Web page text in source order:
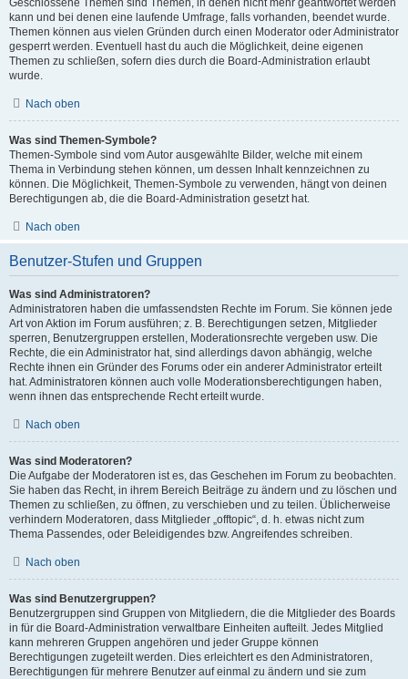
Geschlossene Themen sind Themen, in denen nicht mehr geantwortet werden
kann und bei denen eine laufende Umfrage, falls vorhanden, beendet wurde.
Themen können aus vielen Gründen durch einen Moderator oder Administrator
gesperrt werden. Eventuell hast du auch die Möglichkeit, deine eigenen
Themen zu schließen, sofern dies durch die Board-Administration erlaubt
wurde.
Nach oben
Was sind Themen-Symbole?
Themen-Symbole sind vom Autor ausgewählte Bilder, welche mit einem
Thema in Verbindung stehen können, um dessen Inhalt kennzeichnen zu
können. Die Möglichkeit, Themen-Symbole zu verwenden, hängt von deinen
Berechtigungen ab, die die Board-Administration gesetzt hat.
Nach oben
Benutzer-Stufen und Gruppen
Was sind Administratoren?
Administratoren haben die umfassendsten Rechte im Forum. Sie können jede
Art von Aktion im Forum ausführen; z. B. Berechtigungen setzen, Mitglieder
sperren, Benutzergruppen erstellen, Moderationsrechte vergeben usw. Die
Rechte, die ein Administrator hat, sind allerdings davon abhängig, welche
Rechte ihnen ein Gründer des Forums oder ein anderer Administrator erteilt
hat. Administratoren können auch volle Moderationsberechtigungen haben,
wenn ihnen das entsprechende Recht erteilt wurde.
Nach oben
Was sind Moderatoren?
Die Aufgabe der Moderatoren ist es, das Geschehen im Forum zu beobachten.
Sie haben das Recht, in ihrem Bereich Beiträge zu ändern und zu löschen und
Themen zu schließen, zu öffnen, zu verschieben und zu teilen. Üblicherweise
verhindern Moderatoren, dass Mitglieder „offtopic“, d. h. etwas nicht zum
Thema Passendes, oder Beleidigendes bzw. Angreifendes schreiben.
Nach oben
Was sind Benutzergruppen?
Benutzergruppen sind Gruppen von Mitgliedern, die die Mitglieder des Boards
in für die Board-Administration verwaltbare Einheiten aufteilt. Jedes Mitglied
kann mehreren Gruppen angehören und jeder Gruppe können
Berechtigungen zugeteilt werden. Dies erleichtert es den Administratoren,
Berechtigungen für mehrere Benutzer auf einmal zu ändern und sie zum